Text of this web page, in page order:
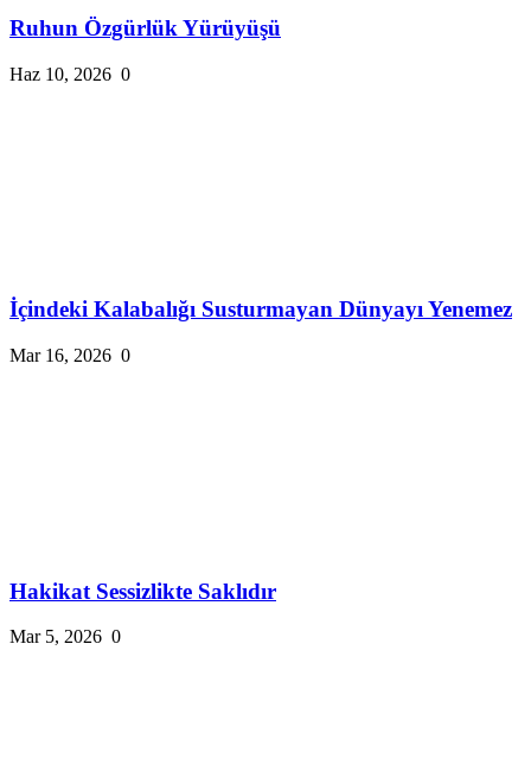
Ruhun Özgürlük Yürüyüşü
Haz 10, 2026 0
İçindeki Kalabalığı Susturmayan Dünyayı Yenemez
Mar 16, 2026 0
Hakikat Sessizlikte Saklıdır
Mar 5, 2026 0